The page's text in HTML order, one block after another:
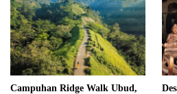
Campuhan Ridge Walk Ubud,